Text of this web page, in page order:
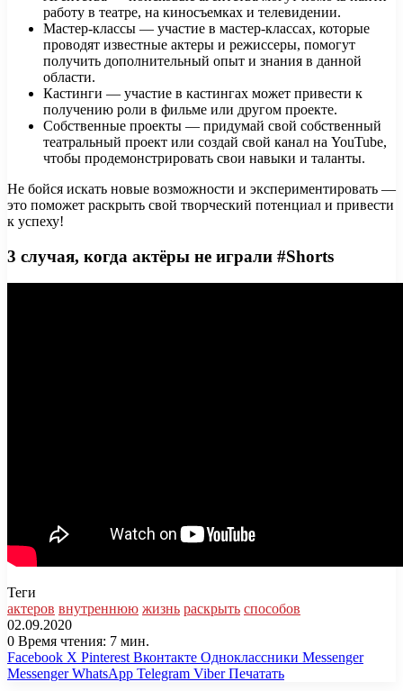
работу в театре, на киносъемках и телевидении.
Мастер-классы — участие в мастер-классах, которые
проводят известные актеры и режиссеры, помогут
получить дополнительный опыт и знания в данной
области.
Кастинги — участие в кастингах может привести к
получению роли в фильме или другом проекте.
Собственные проекты — придумай свой собственный
театральный проект или создай свой канал на YouTube,
чтобы продемонстрировать свои навыки и таланты.
Не бойся искать новые возможности и экспериментировать —
это поможет раскрыть свой творческий потенциал и привести
к успеху!
3 случая, когда актёры не играли #Shorts
Теги
актеров внутреннюю жизнь раскрыть способов
02.09.2020
0 Время чтения: 7 мин.
Facebook X Pinterest Вконтакте Одноклассники Messenger
Messenger WhatsApp Telegram Viber Печатать